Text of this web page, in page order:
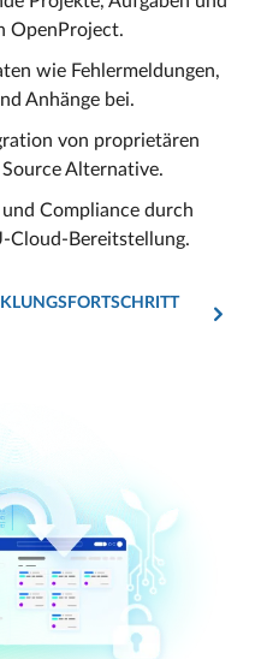
OpenProject.
wie Fehlermeldungen,
Anhänge bei.
von proprietären
Alternative.
Compliance durch
Cloud-Bereitstellung.